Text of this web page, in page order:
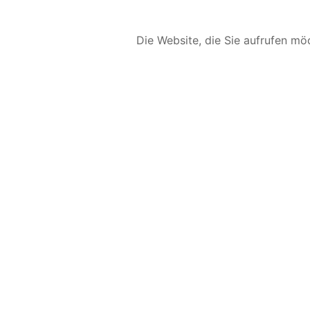
Die Website, die Sie aufrufen